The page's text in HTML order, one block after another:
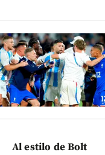
Al estilo de Bolt